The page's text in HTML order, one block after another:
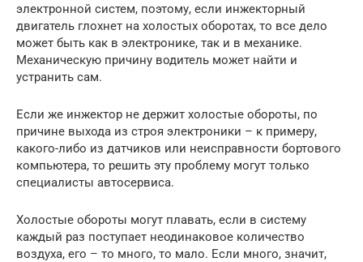
электронной систем, поэтому, если инжекторный
двигатель глохнет на холостых оборотах, то все дело
может быть как в электронике, так и в механике.
Механическую причину водитель может найти и
устранить сам.
Если же инжектор не держит холостые обороты, по
причине выхода из строя электроники – к примеру,
какого-либо из датчиков или неисправности бортового
компьютера, то решить эту проблему могут только
специалисты автосервиса.
Холостые обороты могут плавать, если в систему
каждый раз поступает неодинаковое количество
воздуха, его – то много, то мало. Если много, значит,